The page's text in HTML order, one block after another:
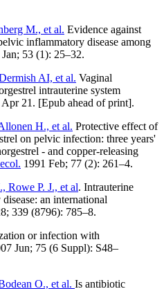
M., et al. Evidence against
inflammatory disease among
53 (1): 25–32.
AI, et al. Vaginal
intrauterine system
21. [Epub ahead of print].
H., et al. Protective effect of
on pelvic infection: three years'
-⁠ and copper-releasing
1991 Feb; 77 (2): 261–4.
Rowe P. J., et al. Intrauterine
an international
339 (8796): 785–8.
or infection with
Jun; 75 (6 Suppl): S48–
O., et al. Is antibiotic